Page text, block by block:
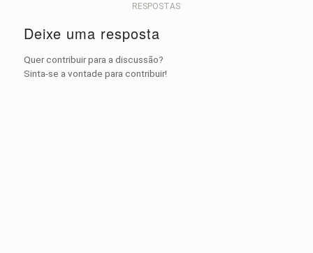
RESPOSTAS
Deixe uma resposta
Quer contribuir para a discussão?
Sinta-se a vontade para contribuir!